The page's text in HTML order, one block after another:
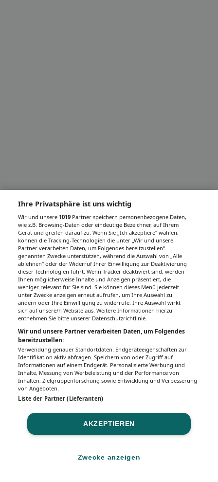
Ihre Privatsphäre ist uns wichtig
Wir und unsere1019 Partner speichern personenbezogene Daten,
wie z.B. Browsing-Daten oder eindeutige Bezeichner, auf Ihrem
Gerät und greifen darauf zu. Wenn Sie „Ich akzeptiere“ wählen,
können die Tracking-Technologien die unter „Wir und unsere
Partner verarbeiten Daten, um Folgendes bereitzustellen“
genannten Zwecke unterstützen, während die Auswahl von „Alle
ablehnen“ oder der Widerruf Ihrer Einwilligung zur Deaktivierung
dieser Technologien führt. Wenn Tracker deaktiviert sind, werden
Ihnen möglicherweise Inhalte und Anzeigen präsentiert, die
weniger relevant für Sie sind. Sie können dieses Menü jederzeit
unter Zwecke anzeigen erneut aufrufen, um Ihre Auswahl zu
ändern oder Ihre Einwilligung zu widerrufe. Ihre Auswahl wirkt
sich auf unsere/n Website aus. Weitere Informationen hierzu
entnehmen Sie bitte unserer Datenschutzrichtlinie.
Wir und unsere Partner verarbeiten Daten, um Folgendes
bereitzustellen:
Verwendung genauer Standortdaten. Endgeräteeigenschaften zur
Identifikation aktiv abfragen. Speichern von oder Zugriff auf
Informationen auf einem Endgerät. Personalisierte Werbung und
Inhalte, Messung von Werbeleistung und der Performance von
Inhalten, Zielgruppenforschung sowie Entwicklung und Verbesserung
von Angeboten.
Liste der Partner (Lieferanten)
AKZEPTIEREN
Zwecke anzeigen